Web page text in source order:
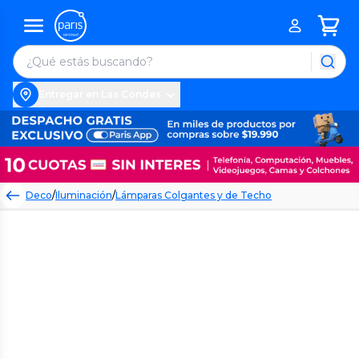
Deco/Iluminación/Lámparas Colgantes y de Techo